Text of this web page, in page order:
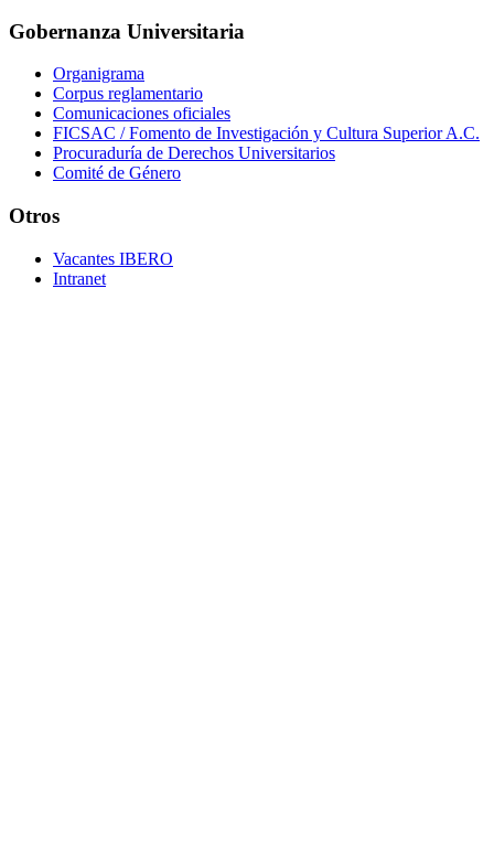
Gobernanza Universitaria
Organigrama
Corpus reglamentario
Comunicaciones oficiales
FICSAC / Fomento de Investigación y Cultura Superior A.C.
Procuraduría de Derechos Universitarios
Comité de Género
Otros
Vacantes IBERO
Intranet